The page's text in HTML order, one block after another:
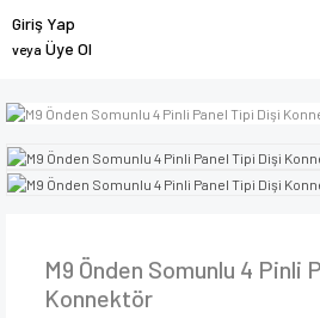
Giriş Yap
veya Üye Ol
M9 Önden Somunlu 4 Pinli
Konnektör